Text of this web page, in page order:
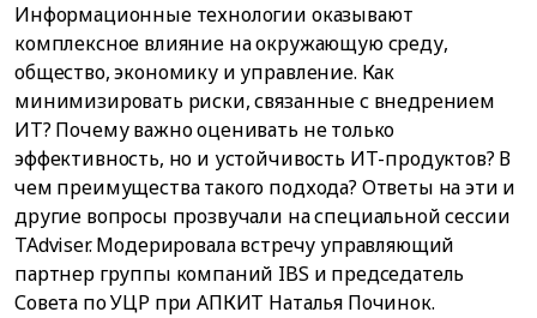
Информационные технологии оказывают
комплексное влияние на окружающую среду,
общество, экономику и управление. Как
минимизировать риски, связанные с внедрением
ИТ? Почему важно оценивать не только
эффективность, но и устойчивость ИТ-продуктов? В
чем преимущества такого подхода? Ответы на эти и
другие вопросы прозвучали на специальной сессии
TAdviser. Модерировала встречу управляющий
партнер группы компаний IBS и председатель
Совета по УЦР при АПКИТ Наталья Починок.